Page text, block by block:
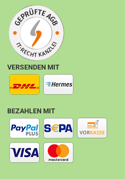
VERSENDEN MIT
BEZAHLEN MIT